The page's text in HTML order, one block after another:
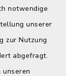
notwendige
unserer
zur Nutzung
abgefragt.